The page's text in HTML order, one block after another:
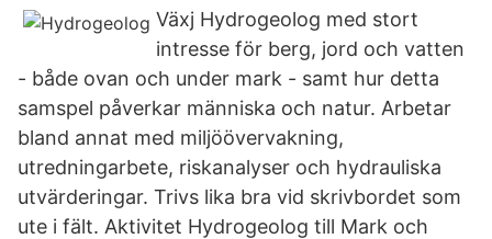
Växj Hydrogeolog med stort
intresse för berg, jord och vatten
- både ovan och under mark - samt hur detta
samspel påverkar människa och natur. Arbetar
bland annat med miljöövervakning,
utredningarbete, riskanalyser och hydrauliska
utvärderingar. Trivs lika bra vid skrivbordet som
ute i fält. Aktivitet Hydrogeolog till Mark och